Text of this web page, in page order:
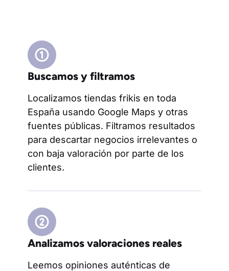
Buscamos y filtramos
Localizamos tiendas frikis en toda
España usando Google Maps y otras
fuentes públicas. Filtramos resultados
para descartar negocios irrelevantes o
con baja valoración por parte de los
clientes.
Analizamos valoraciones reales
Leemos opiniones auténticas de